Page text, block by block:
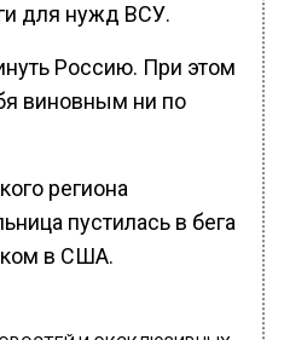
для нужд ВСУ.
Россию. При этом
виновным ни по
региона
пустилась в бега
в США.